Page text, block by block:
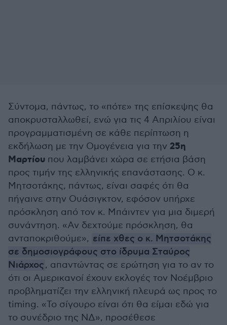
Σύντομα, πάντως, το «πότε» της επίσκεψης θα
αποκρυσταλλωθεί, ενώ για τις 4 Απριλίου είναι
προγραμματισμένη σε κάθε περίπτωση η
εκδήλωση με την Ομογένεια για την 25η
Μαρτίου που λαμβάνει χώρα σε ετήσια βάση
προς τιμήν της ελληνικής επανάστασης. Ο κ.
Μητσοτάκης, πάντως, είναι σαφές ότι θα
πήγαινε στην Ουάσιγκτον, εφόσον υπήρχε
πρόσκληση από τον κ. Μπάιντεν για μια διμερή
συνάντηση. «Αν δεχτούμε πρόσκληση, θα
ανταποκριθούμε», είπε χθες ο κ. Μητσοτάκης
σε δημοσιογράφους στο ίδρυμα Σταύρος
Νιάρχος, απαντώντας σε ερώτηση για το αν το
ότι οι Αμερικανοί έχουν εκλογές τον Νοέμβριο
προβληματίζει την ελληνική πλευρά ως προς το
timing. «Το σίγουρο είναι ότι θα είμαι εδώ για
το συνέδριο της ΝΔ», προσέθεσε